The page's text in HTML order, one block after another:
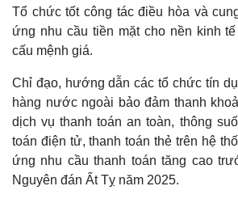
Thể thao
Bóng đá
Thế giới thể thao
eSports
Hậu trường
Ô tô -
Tư vấn
Tổ chức tốt công tác điều hòa và
ứng nhu cầu tiền mặt cho nền kinh
cấu mệnh giá.
Chỉ đạo, hướng dẫn các tổ chức tín
hàng nước ngoài bảo đảm thanh
dịch vụ thanh toán an toàn, thông
toán điện tử, thanh toán thẻ trên hệ
ứng nhu cầu thanh toán tăng cao
Nguyên đán Ất Tỵ năm 2025.